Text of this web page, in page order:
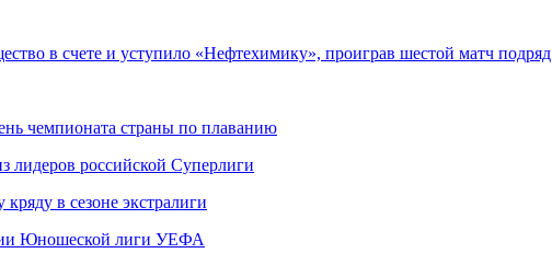
в счете и уступило «Нефтехимику», проиграв шестой матч подряд
чемпионата страны по плаванию
лидеров российской Суперлиги
в сезоне экстралиги
Юношеской лиги УЕФА